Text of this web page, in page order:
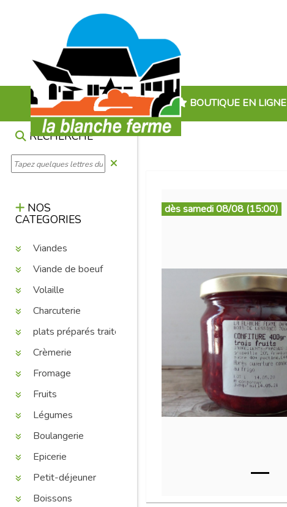
BOUTIQUE EN LIGNE
RECHERCHE
NOS
CATEGORIES
Viandes
Viande de boeuf
Volaille
Charcuterie
plats préparés traiteur
Crèmerie
Fromage
Fruits
Légumes
Boulangerie
Epicerie
Petit-déjeuner
Boissons
dès samedi 08/08 (15:00)